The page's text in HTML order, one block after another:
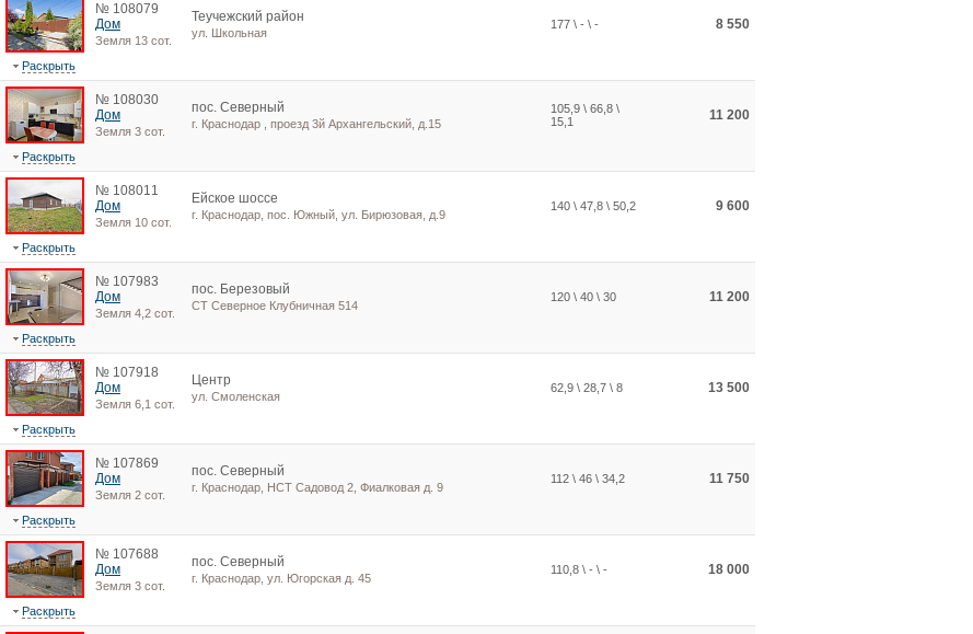
№ 108079
Дом
Земля 13 сот.
Теучежский район
ул. Школьная
177 \ - \ - 8 550
Раскрыть
№ 108030
Дом
Земля 3 сот.
пос. Северный
г. Краснодар , проезд 3й Архангельский, д.15
105,9 \ 66,8 \
15,1
11 200
Раскрыть
№ 108011
Дом
Земля 10 сот.
Ейское шоссе
г. Краснодар, пос. Южный, ул. Бирюзовая, д.9
140 \ 47,8 \ 50,2 9 600
Раскрыть
№ 107983
Дом
Земля 4,2 сот.
пос. Березовый
СТ Северное Клубничная 514
120 \ 40 \ 30 11 200
Раскрыть
№ 107918
Дом
Земля 6,1 сот.
Центр
ул. Смоленская
62,9 \ 28,7 \ 8 13 500
Раскрыть
№ 107869
Дом
Земля 2 сот.
пос. Северный
г. Краснодар, НСТ Садовод 2, Фиалковая д. 9
112 \ 46 \ 34,2 11 750
Раскрыть
№ 107688
Дом
Земля 3 сот.
пос. Северный
г. Краснодар, ул. Югорская д. 45
110,8 \ - \ - 18 000
Раскрыть